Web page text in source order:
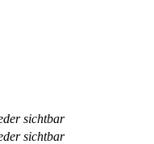
sichtbar
sichtbar